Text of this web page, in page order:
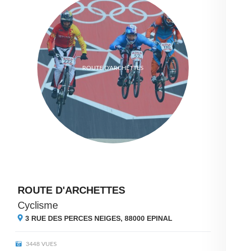
ROUTE D'ARCHETTES
ROUTE D'ARCHETTES
Cyclisme
3 RUE DES PERCES NEIGES, 88000 EPINAL
3448 VUES